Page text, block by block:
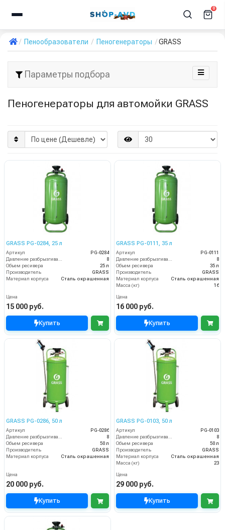
0
Пенообразователи Пеногенераторы GRASS
Параметры подбора
Пеногенераторы для автомойки GRASS
GRASS PG-0284, 25 л
Артикул
PG-0284
8
Объем ресивера
25 л
Производитель
GRASS
Материал корпуса
Сталь окрашенная
Цена
15 000 руб.
Купить
GRASS PG-0111, 35 л
Артикул
PG-0111
8
Объем ресивера
35 л
Производитель
GRASS
Материал корпуса
Сталь окрашенная
Масса (кг)
16
Цена
16 000 руб.
Купить
GRASS PG-0286, 50 л
Артикул
PG-0286
Давление разбрызгивания (бар)
8
Объем ресивера
50 л
Производитель
GRASS
Материал корпуса
Сталь окрашенная
Цена
20 000 руб.
Купить
GRASS PG-0103, 50 л
Артикул
PG-0103
Давление разбрызгивания (бар)
8
Объем ресивера
50 л
Производитель
GRASS
Материал корпуса
Сталь окрашенная
Масса (кг)
23
Цена
29 000 руб.
Купить